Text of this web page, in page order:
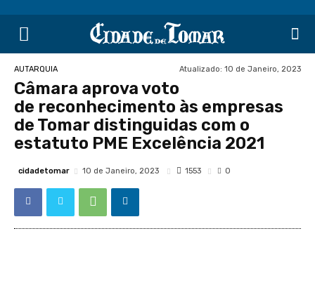
AUTARQUIA Atualizado: 10 de Janeiro, 2023
Câmara aprova voto
de reconhecimento às empresas
de Tomar distinguidas com o
estatuto PME Excelência 2021
cidadetomar 10 de Janeiro, 2023 1553 0